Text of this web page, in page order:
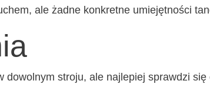
ale żad­ne kon­kret­ne umie­jęt­no­ści
dowol­nym stro­ju, ale naj­le­piej spraw­dzi